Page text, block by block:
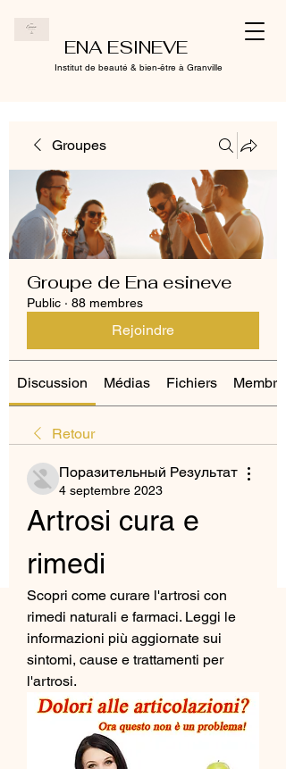
ENA ESINEVE
Institut de beauté & bien-être à Granville
Groupes
Groupe de Ena esineve
Public · 88 membres
Rejoindre
Discussion Médias Fichiers Membres
Retour
Поразительный Результат
4 septembre 2023
Artrosi cura e
rimedi
Scopri come curare l'artrosi con
rimedi naturali e farmaci. Leggi le
informazioni più aggiornate sui
sintomi, cause e trattamenti per
l'artrosi.